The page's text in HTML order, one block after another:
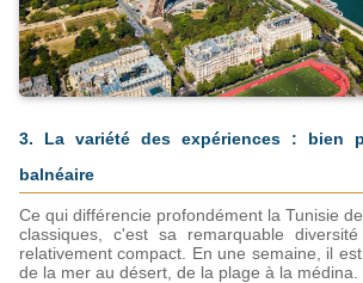
3. La variété des expériences : bien
balnéaire
Ce qui différencie profondément la Tunisie
classiques, c'est sa remarquable
relativement compact. En une semaine, il
de la mer au désert, de la plage à la médina.